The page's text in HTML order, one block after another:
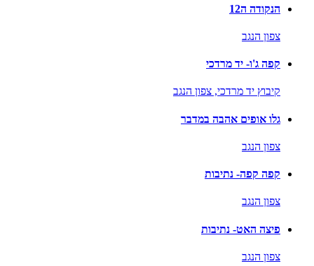
הנקודה ה12
צפון הנגב
קפה ג'ו- יד מרדכי
קיבוץ יד מרדכי, צפון הנגב
גלו אופים אהבה במדבר
צפון הנגב
קפה קפה- נתיבות
צפון הנגב
פיצה האט- נתיבות
צפון הנגב